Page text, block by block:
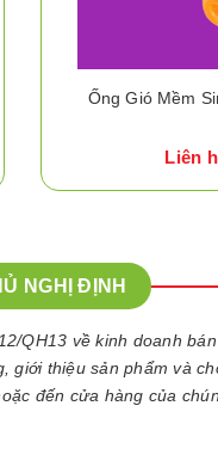
Ống Gió Mềm
Liên
NGHỊ ĐỊNH
QH13 về kinh doanh
thiệu sản phẩm và
đến cửa hàng của